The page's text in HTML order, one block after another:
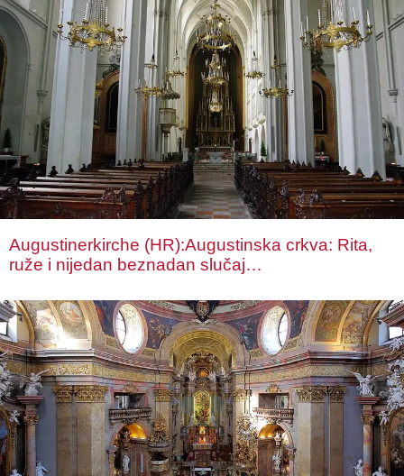
Augustinerkirche (HR):Augustinska crkva: Rita,
ruže i nijedan beznadan slučaj…